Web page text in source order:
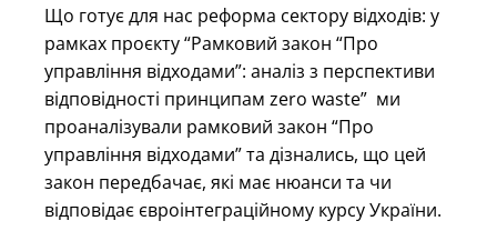
Що готує для нас реформа сектору відходів: у
рамках проєкту “Рамковий закон “Про
управління відходами”: аналіз з перспективи
відповідності принципам zero waste” ми
проаналізували рамковий закон “Про
управління відходами” та дізнались, що цей
закон передбачає, які має нюанси та чи
відповідає євроінтеграційному курсу України.